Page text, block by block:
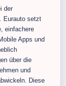
der
Eurauto setzt
einfachere
Apps und
über die
und
Diese